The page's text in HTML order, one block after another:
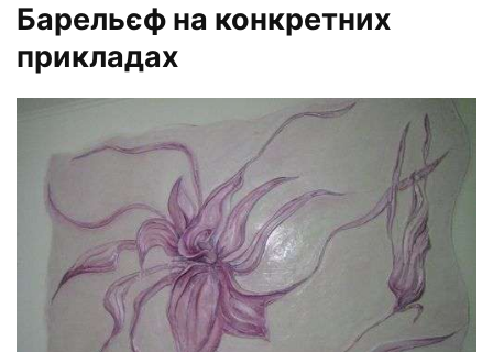
Барельєф на конкретних
прикладах